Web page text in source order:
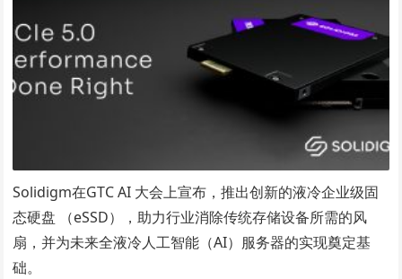
Solidigm在GTC AI 大会上宣布，推出创新的液冷企业级固
态硬盘 （eSSD），助力行业消除传统存储设备所需的风
扇，并为未来全液冷人工智能（AI）服务器的实现奠定基
础。